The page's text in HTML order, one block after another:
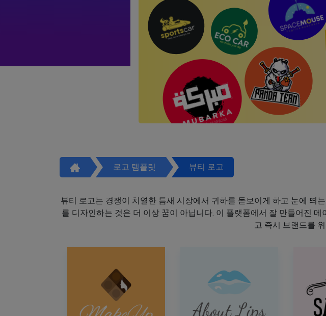
로고 템플릿 뷰티 로고
뷰티 로고는 경쟁이 치열한 틈새 시장에서 귀하를 돋보이게 하고 눈에 띄
를 디자인하는 것은 더 이상 꿈이 아닙니다. 이 플랫폼에서 잘 만들어진
고 즉시 브랜드를